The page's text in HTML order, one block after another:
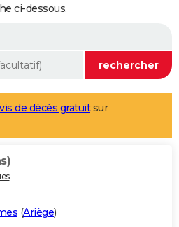
ci-dessous.
de décès gratuitsur
(Ariège)